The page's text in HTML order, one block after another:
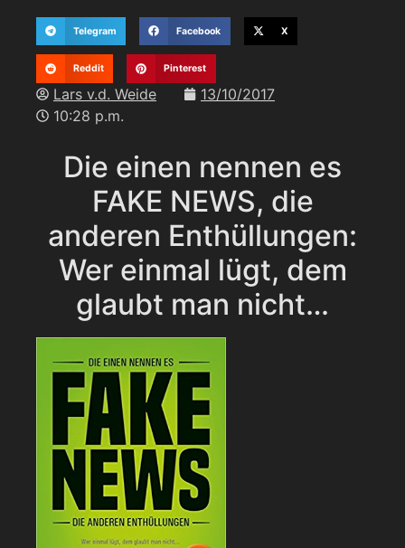
Telegram Facebook X
Reddit Pinterest
Lars v.d. Weide
13/10/2017
10:28 p.m.
Die einen nennen es
FAKE NEWS, die
anderen Enthüllungen:
Wer einmal lügt, dem
glaubt man nicht…